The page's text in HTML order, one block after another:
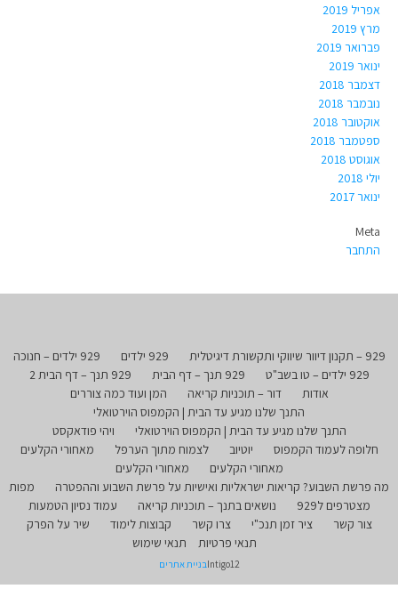
אפריל 2019
מרץ 2019
פברואר 2019
ינואר 2019
דצמבר 2018
נובמבר 2018
אוקטובר 2018
ספטמבר 2018
אוגוסט 2018
יולי 2018
ינואר 2017
Meta
התחבר
929 – תקנון דיוור שיווקי ותקשורת דיגיטלית 929 ילדים
929 ילדים – חנוכה
929 ילדים – טו בשב"ט
929 תנך – דף הבית
929 תנך – דף הבית 2
אודות
דור – תוכניות קריאה
המן ועוד כמה צוררים
התנך שלנו מגיע עד הבית | הקמפוס הוירטואלי
התנך שלנו מגיע עד הבית | הקמפוס הוירטואלי
ויהי פודאקסט
חלופה לעמוד הקמפוס
יוטיוב לצמוח מתוך הערפל
מאחורי הקלעים
מאחורי הקלעים
מאחורי הקלעים
מה פרשת השבוע? קריאות ישראליות ואישיות על פרשת השבוע וההפטרה
מפות
מצטרפים ל929
נושאים בתנך – תוכניות קריאה
עמוד נסיון הטמעות
צור קשר
ציר זמן תנכ"י צרו קשר קבוצות לימוד
שיר על הפרק
תנאי פרטיות
תנאי שימוש
Intigo12בניית אתרים